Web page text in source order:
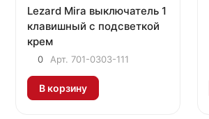
Lezard Mira выключатель 1
клавишный с подсветкой
крем
0 Арт. 701-0303-111
В корзину